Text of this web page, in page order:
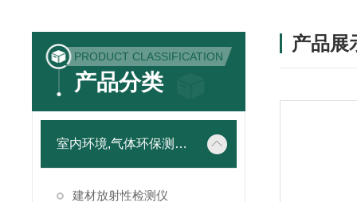
PRODUCT CLASSIFICATION
产品分类
室内环境,气体环保测试仪器
建材放射性检测仪
产品展